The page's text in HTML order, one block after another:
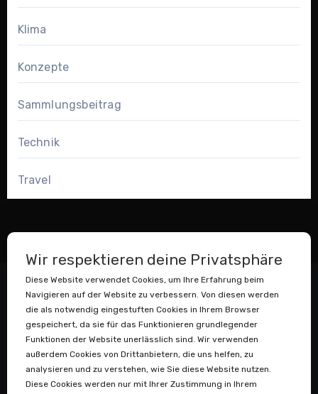
Klima
Konzepte
Sammlungsbeitrag
Technik
Travel
Datenstaubsauger
Wir respektieren deine Privatsphäre
Diese Website verwendet Cookies, um Ihre Erfahrung beim
Navigieren auf der Website zu verbessern. Von diesen werden
die als notwendig eingestuften Cookies in Ihrem Browser
gespeichert, da sie für das Funktionieren grundlegender
Funktionen der Website unerlässlich sind. Wir verwenden
außerdem Cookies von Drittanbietern, die uns helfen, zu
analysieren und zu verstehen, wie Sie diese Website nutzen.
Diese Cookies werden nur mit Ihrer Zustimmung in Ihrem